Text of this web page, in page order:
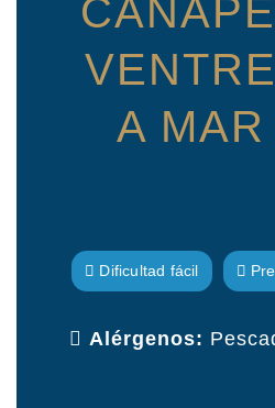
A
Dificultad fácil
Alérgenos: